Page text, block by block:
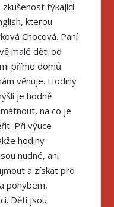
týkající
kterou
Chocová. Paní
malé děti od
přímo domů
věnuje. Hodiny
je hodně
na co je
Při výuce
hodiny
nudné, ani
a získat pro
pohybem,
Děti jsou